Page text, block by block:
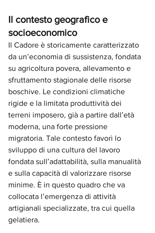
Il contesto geografico e
socioeconomico
Il Cadore è storicamente caratterizzato
da un’economia di sussistenza, fondata
su agricoltura povera, allevamento e
sfruttamento stagionale delle risorse
boschive. Le condizioni climatiche
rigide e la limitata produttività dei
terreni imposero, già a partire dall’età
moderna, una forte pressione
migratoria. Tale contesto favorì lo
sviluppo di una cultura del lavoro
fondata sull’adattabilità, sulla manualità
e sulla capacità di valorizzare risorse
minime. È in questo quadro che va
collocata l’emergenza di attività
artigianali specializzate, tra cui quella
gelatiera.